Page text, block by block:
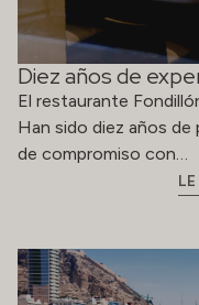
doble de uso
tipo buffet Aplicable a…